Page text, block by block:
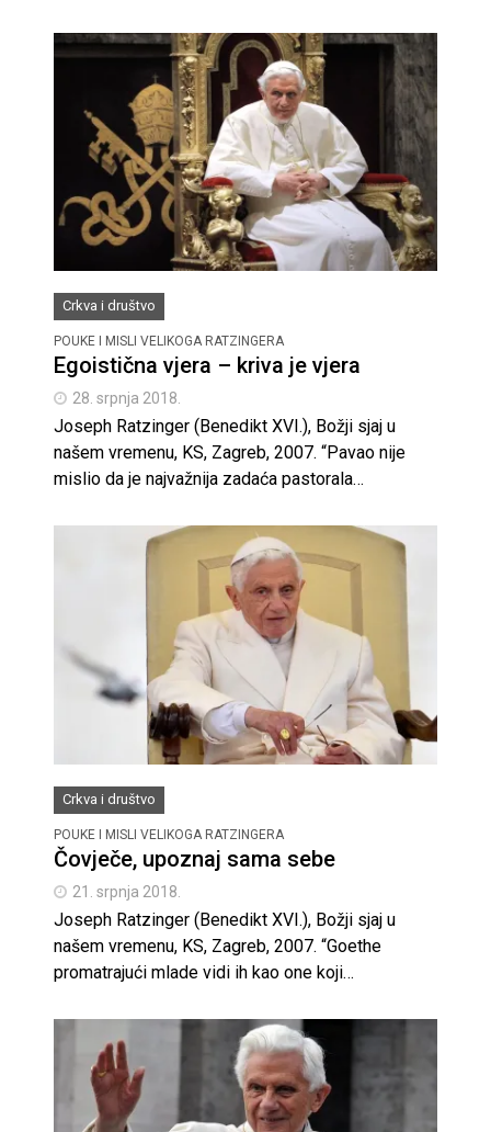
Crkva i društvo
POUKE I MISLI VELIKOGA RATZINGERA
Egoistična vjera – kriva je vjera
28. srpnja 2018.
Joseph Ratzinger (Benedikt XVI.), Božji sjaj u
našem vremenu, KS, Zagreb, 2007. “Pavao nije
mislio da je najvažnija zadaća pastorala…
Crkva i društvo
POUKE I MISLI VELIKOGA RATZINGERA
Čovječe, upoznaj sama sebe
21. srpnja 2018.
Joseph Ratzinger (Benedikt XVI.), Božji sjaj u
našem vremenu, KS, Zagreb, 2007. “Goethe
promatrajući mlade vidi ih kao one koji…